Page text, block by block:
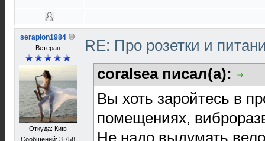
serapion1984
Ветеран
Откуда: Київ
Сообщений: 3 758
RE: Про розетки и
coralsea писал(а):
Вы хоть заройтесь в
помещениях,
Не надо выдумать